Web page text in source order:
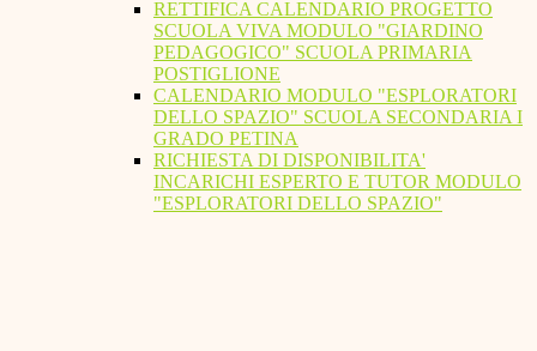
RETTIFICA CALENDARIO PROGETTO
SCUOLA VIVA MODULO "GIARDINO
PEDAGOGICO" SCUOLA PRIMARIA
POSTIGLIONE
CALENDARIO MODULO "ESPLORATORI
DELLO SPAZIO" SCUOLA SECONDARIA I
GRADO PETINA
RICHIESTA DI DISPONIBILITA'
INCARICHI ESPERTO E TUTOR MODULO
"ESPLORATORI DELLO SPAZIO"